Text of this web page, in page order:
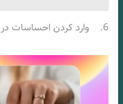
6. وارد کردن احساسات در بازی